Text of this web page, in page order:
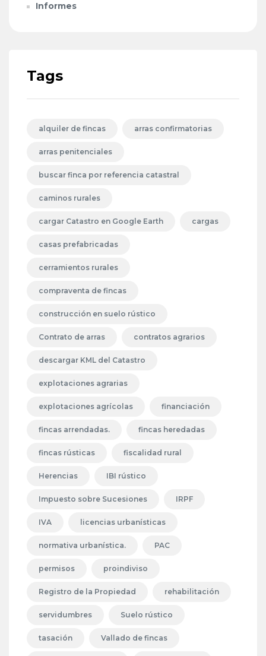
Informes
Tags
alquiler de fincas arras confirmatorias
arras penitenciales
buscar finca por referencia catastral
caminos rurales
cargar Catastro en Google Earth cargas
casas prefabricadas
cerramientos rurales
compraventa de fincas
construcción en suelo rústico
Contrato de arras contratos agrarios
descargar KML del Catastro
explotaciones agrarias
explotaciones agrícolas financiación
fincas arrendadas. fincas heredadas
fincas rústicas fiscalidad rural
Herencias IBI rústico
Impuesto sobre Sucesiones IRPF
IVA licencias urbanísticas
normativa urbanística. PAC
permisos proindiviso
Registro de la Propiedad rehabilitación
servidumbres Suelo rústico
tasación Vallado de fincas